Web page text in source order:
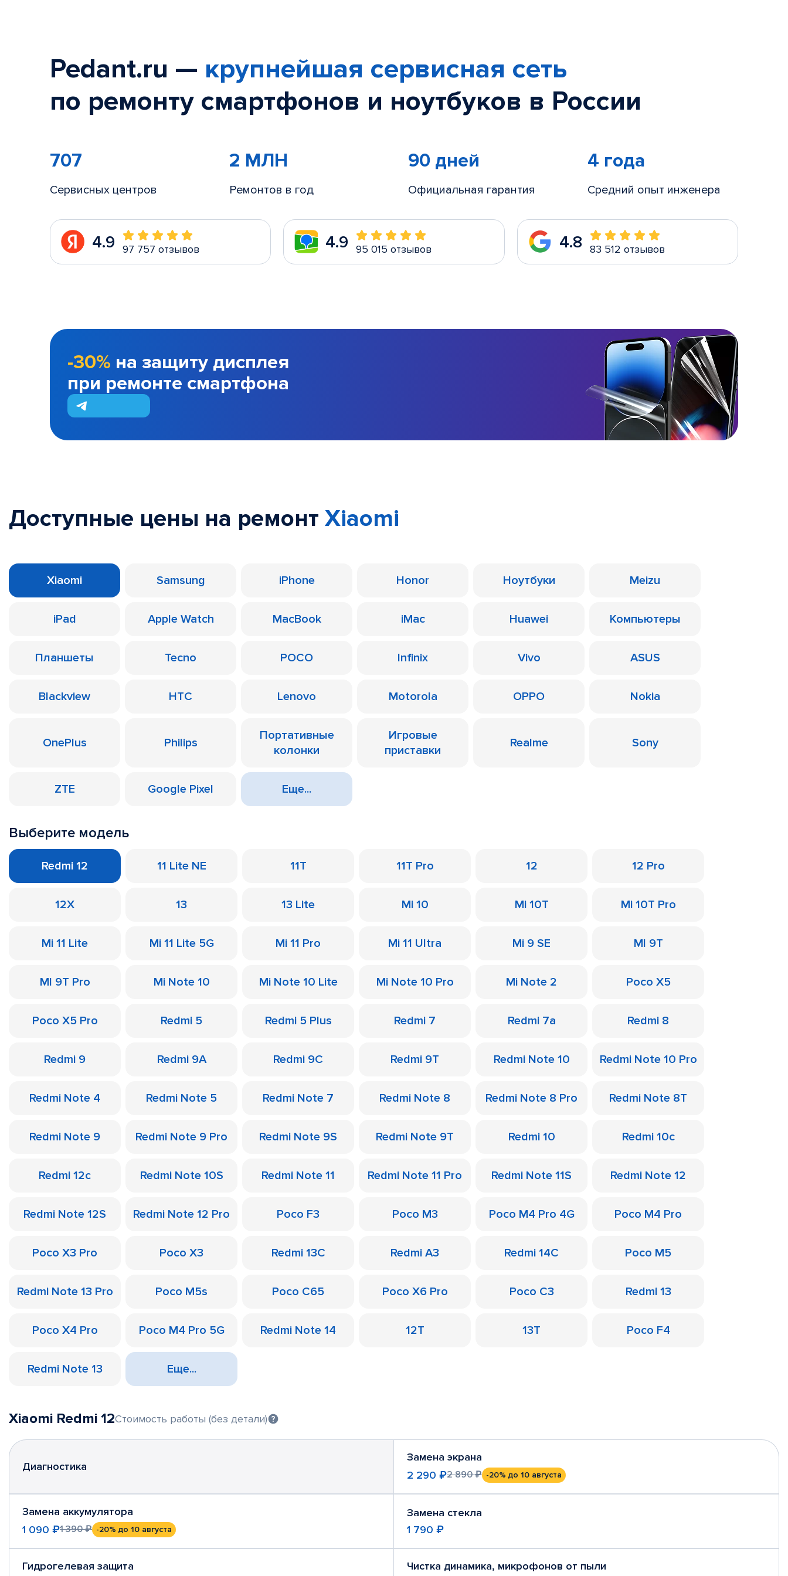
Pedant.ru — крупнейшая сервисная сеть
по ремонту смартфонов и ноутбуков в России
707
Сервисных центров
2 МЛН
Ремонтов в год
90 дней
Официальная гарантия
4 года
Средний опыт инженера
4.9 97 757 отзывов 4.9 95 015 отзывов 4.8 83 512 отзывов
-30% на защиту дисплея
при ремонте смартфона
Доступные цены на ремонт Xiaomi
Xiaomi Samsung iPhone Honor Ноутбуки Meizu
iPad Apple Watch MacBook iMac Huawei Компьютеры
Планшеты Tecno POCO Infinix Vivo ASUS
Blackview HTC Lenovo Motorola OPPO Nokia
OnePlus Philips
Портативные
колонки
Игровые
приставки
Realme Sony
ZTE Google Pixel Еще...
Выберите модель
Redmi 12 11 Lite NE 11T 11T Pro 12 12 Pro
12X 13 13 Lite Mi 10 Mi 10T Mi 10T Pro
Mi 11 Lite Mi 11 Lite 5G Mi 11 Pro Mi 11 Ultra Mi 9 SE MI 9T
MI 9T Pro Mi Note 10 Mi Note 10 Lite Mi Note 10 Pro Mi Note 2 Poco X5
Poco X5 Pro Redmi 5 Redmi 5 Plus Redmi 7 Redmi 7a Redmi 8
Redmi 9 Redmi 9A Redmi 9C Redmi 9T Redmi Note 10 Redmi Note 10 Pro
Redmi Note 4 Redmi Note 5 Redmi Note 7 Redmi Note 8 Redmi Note 8 Pro Redmi Note 8T
Redmi Note 9 Redmi Note 9 Pro Redmi Note 9S Redmi Note 9T Redmi 10 Redmi 10c
Redmi 12c Redmi Note 10S Redmi Note 11 Redmi Note 11 Pro Redmi Note 11S Redmi Note 12
Redmi Note 12S Redmi Note 12 Pro Poco F3 Poco M3 Poco M4 Pro 4G Poco M4 Pro
Poco X3 Pro Poco X3 Redmi 13C Redmi A3 Redmi 14C Poco M5
Redmi Note 13 Pro Poco M5s Poco C65 Poco X6 Pro Poco C3 Redmi 13
Poco X4 Pro Poco M4 Pro 5G Redmi Note 14 12T 13T Poco F4
Redmi Note 13 Еще...
Xiaomi Redmi 12Стоимость работы (без детали)
Диагностика
Замена экрана
2 290 ₽2 890 ₽ -20% до 10 августа
Замена аккумулятора
1 090 ₽1 390 ₽ -20% до 10 августа
Замена стекла
1 790 ₽
Гидрогелевая защита Чистка динамика, микрофонов от пыли